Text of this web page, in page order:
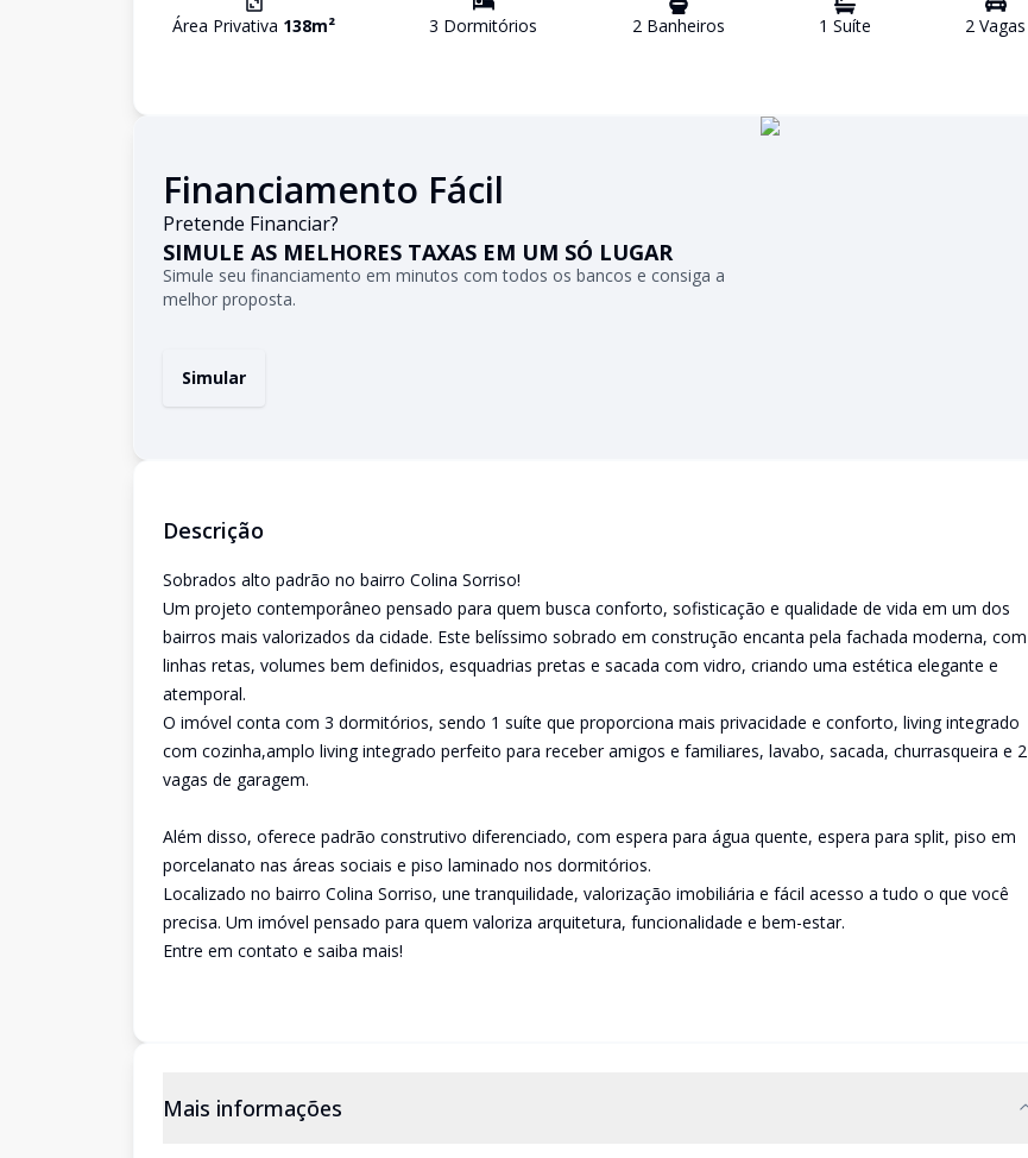
Área Privativa 138m² 3 Dormitórios 2Banheiros 1 Suíte 2 Vagas
Financiamento Fácil
Pretende Financiar?
SIMULE AS MELHORES TAXAS EM UM SÓ LUGAR
Simule seu financiamento em minutos com todos os bancos e consiga a
melhor proposta.
Simular
Descrição
Sobrados alto padrão no bairro Colina Sorriso!
Um projeto contemporâneo pensado para quem busca conforto, sofisticação e qualidade de vida em um dos
bairros mais valorizados da cidade. Este belíssimo sobrado em construção encanta pela fachada moderna, com
linhas retas, volumes bem definidos, esquadrias pretas e sacada com vidro, criando uma estética elegante e
atemporal.
O imóvel conta com 3 dormitórios, sendo 1 suíte que proporciona mais privacidade e conforto, living integrado
com cozinha,amplo living integrado perfeito para receber amigos e familiares, lavabo, sacada, churrasqueira e 2
vagas de garagem.
Além disso, oferece padrão construtivo diferenciado, com espera para água quente, espera para split, piso em
porcelanato nas áreas sociais e piso laminado nos dormitórios.
Localizado no bairro Colina Sorriso, une tranquilidade, valorização imobiliária e fácil acesso a tudo o que você
precisa. Um imóvel pensado para quem valoriza arquitetura, funcionalidade e bem-estar.
Entre em contato e saiba mais!
Mais informações